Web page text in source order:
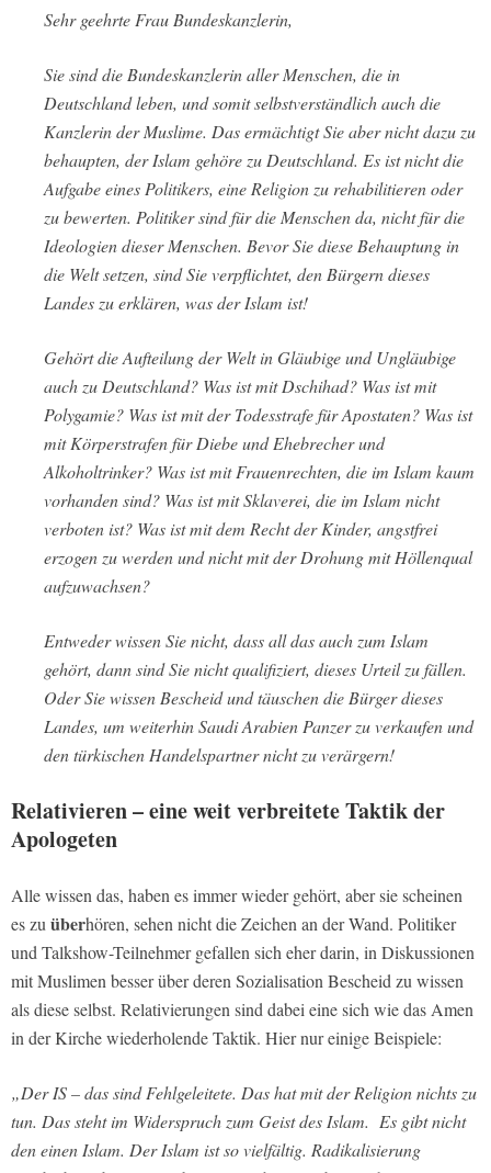
Sehr geehrte Frau Bundeskanzlerin,
Sie sind die Bundeskanzlerin aller Menschen, die in
Deutschland leben, und somit selbstverständlich auch die
Kanzlerin der Muslime. Das ermächtigt Sie aber nicht dazu zu
behaupten, der Islam gehöre zu Deutschland. Es ist nicht die
Aufgabe eines Politikers, eine Religion zu rehabilitieren oder
zu bewerten. Politiker sind für die Menschen da, nicht für die
Ideologien dieser Menschen. Bevor Sie diese Behauptung in
die Welt setzen, sind Sie verpflichtet, den Bürgern dieses
Landes zu erklären, was der Islam ist!
Gehört die Aufteilung der Welt in Gläubige und Ungläubige
auch zu Deutschland? Was ist mit Dschihad? Was ist mit
Polygamie? Was ist mit der Todesstrafe für Apostaten? Was ist
mit Körperstrafen für Diebe und Ehebrecher und
Alkoholtrinker? Was ist mit Frauenrechten, die im Islam kaum
vorhanden sind? Was ist mit Sklaverei, die im Islam nicht
verboten ist? Was ist mit dem Recht der Kinder, angstfrei
erzogen zu werden und nicht mit der Drohung mit Höllenqual
aufzuwachsen?
Entweder wissen Sie nicht, dass all das auch zum Islam
gehört, dann sind Sie nicht qualifiziert, dieses Urteil zu fällen.
Oder Sie wissen Bescheid und täuschen die Bürger dieses
Landes, um weiterhin Saudi Arabien Panzer zu verkaufen und
den türkischen Handelspartner nicht zu verärgern!
Relativieren – eine weit verbreitete Taktik der
Apologeten
Alle wissen das, haben es immer wieder gehört, aber sie scheinen
es zuüberhören, sehen nicht die Zeichen an der Wand. Politiker
und Talkshow-Teilnehmer gefallen sich eher darin, in Diskussionen
mit Muslimen besser über deren Sozialisation Bescheid zu wissen
als diese selbst. Relativierungen sind dabei eine sich wie das Amen
in der Kirche wiederholende Taktik. Hier nur einige Beispiele:
„Der IS – das sind Fehlgeleitete. Das hat mit der Religion nichts zu
tun. Das steht im Widerspruch zum Geist des Islam. Es gibt nicht
den einen Islam. Der Islam ist so vielfältig. Radikalisierung